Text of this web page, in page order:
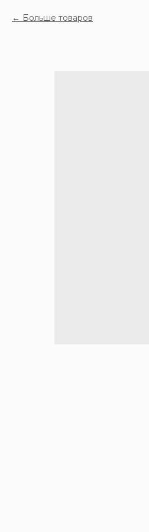
Больше товаров